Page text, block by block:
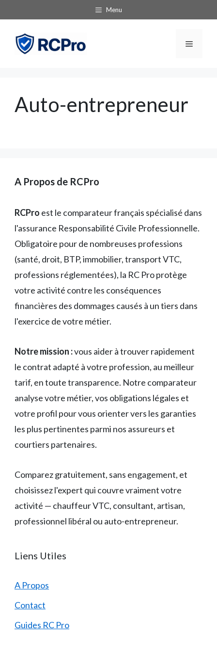
au
contenu
Menu
Menu
Auto-entrepreneur
A Propos de RCPro
RCPro est le comparateur français spécialisé dans
l'assurance Responsabilité Civile Professionnelle.
Obligatoire pour de nombreuses professions
(santé, droit, BTP, immobilier, transport VTC,
professions réglementées), la RC Pro protège
votre activité contre les conséquences
financières des dommages causés à un tiers dans
l'exercice de votre métier.
Notre mission :vous aider à trouver rapidement
le contrat adapté à votre profession, au meilleur
tarif, en toute transparence. Notre comparateur
analyse votre métier, vos obligations légales et
votre profil pour vous orienter vers les garanties
les plus pertinentes parmi nos assureurs et
courtiers partenaires.
Comparez gratuitement, sans engagement, et
choisissez l'expert qui couvre vraiment votre
activité — chauffeur VTC, consultant, artisan,
professionnel libéral ou auto-entrepreneur.
Liens Utiles
A Propos
Contact
Guides RC Pro